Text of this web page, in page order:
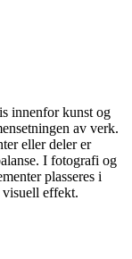
innenfor kunst og
av verk.
eller deler er
I fotografi og
plasseres i
visuell effekt.